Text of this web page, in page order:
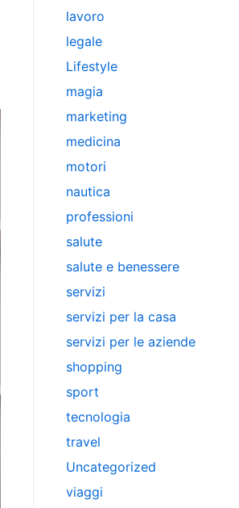
lavoro
legale
Lifestyle
magia
marketing
medicina
motori
nautica
professioni
salute
salute e benessere
servizi
servizi per la casa
servizi per le aziende
shopping
sport
tecnologia
travel
Uncategorized
viaggi